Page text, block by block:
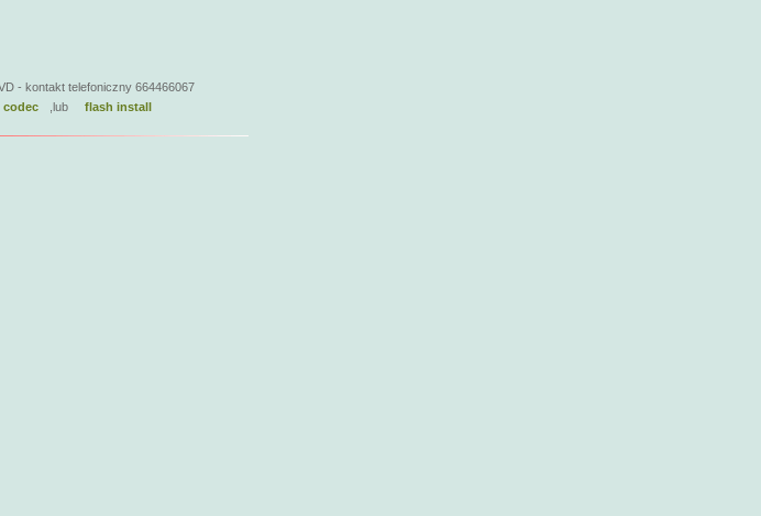
- kontakt telefoniczny 664466067
codec ,lub flash install